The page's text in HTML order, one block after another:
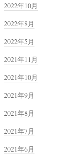
2022年10月
2022年8月
2022年5月
2021年11月
2021年10月
2021年9月
2021年8月
2021年7月
2021年6月